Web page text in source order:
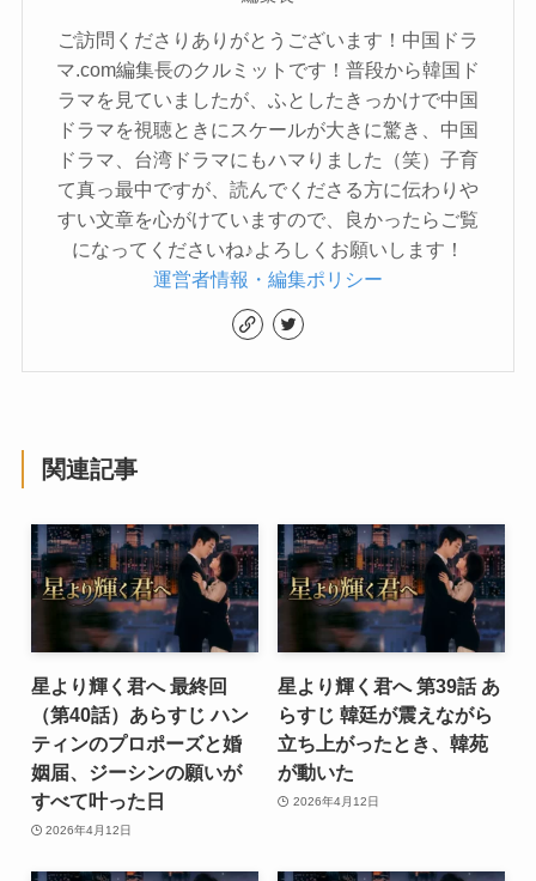
ご訪問くださりありがとうございます！中国ドラ
マ.com編集長のクルミットです！普段から韓国ド
ラマを見ていましたが、ふとしたきっかけで中国
ドラマを視聴ときにスケールが大きに驚き、中国
ドラマ、台湾ドラマにもハマりました（笑）子育
て真っ最中ですが、読んでくださる方に伝わりや
すい文章を心がけていますので、良かったらご覧
になってくださいね♪よろしくお願いします！
運営者情報・編集ポリシー
関連記事
星より輝く君へ 最終回
（第40話）あらすじ ハン
ティンのプロポーズと婚
姻届、ジーシンの願いが
すべて叶った日
2026年4月12日
星より輝く君へ 第39話 あ
らすじ 韓廷が震えながら
立ち上がったとき、韓苑
が動いた
2026年4月12日